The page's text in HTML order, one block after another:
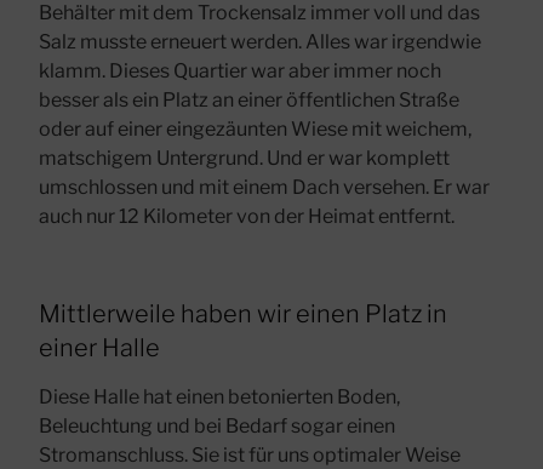
Behälter mit dem Trockensalz immer voll und das
Salz musste erneuert werden. Alles war irgendwie
klamm. Dieses Quartier war aber immer noch
besser als ein Platz an einer öffentlichen Straße
oder auf einer eingezäunten Wiese mit weichem,
matschigem Untergrund. Und er war komplett
umschlossen und mit einem Dach versehen. Er war
auch nur 12 Kilometer von der Heimat entfernt.
Mittlerweile haben wir einen Platz in
einer Halle
Diese Halle hat einen betonierten Boden,
Beleuchtung und bei Bedarf sogar einen
Stromanschluss. Sie ist für uns optimaler Weise